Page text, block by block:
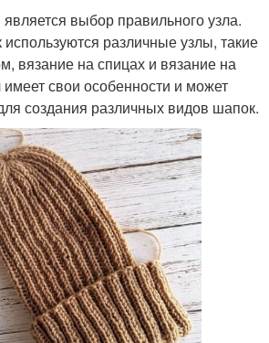
выбор правильного узла.
различные узлы, такие
вязание на спицах и вязание на
свои особенности и может
создания различных видов шапок.